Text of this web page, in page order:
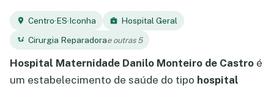
Centro·ES·Iconha
Hospital Geral
Cirurgia Reparadorae outras 5
Hospital Maternidade Danilo Monteiro de Castro é
um estabelecimento de saúde do tipo hospital